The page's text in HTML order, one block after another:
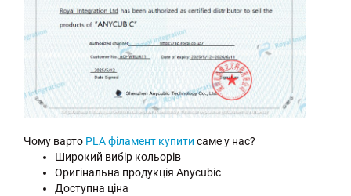
Чому варто PLA філамент купити саме у нас?
Широкий вибір кольорів
Оригінальна продукція Anycubic
Доступна ціна